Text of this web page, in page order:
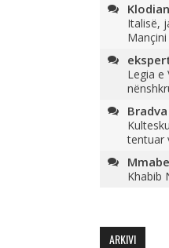
Klodian
Italisë,
Mançini
Legia e
Bradva
tentuar
Khabib
ARKIVI